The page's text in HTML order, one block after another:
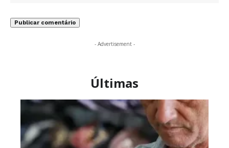
- Advertisement -
Últimas